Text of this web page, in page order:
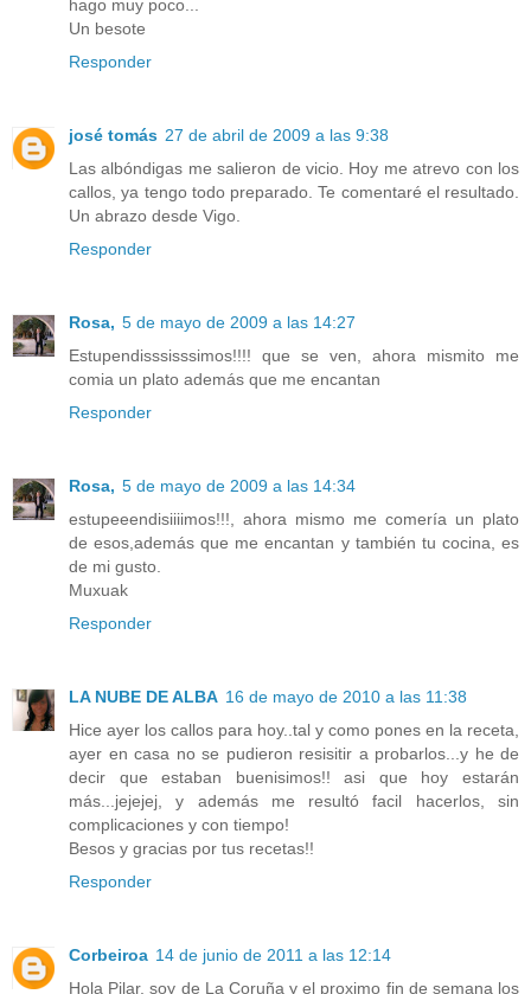
hago muy poco...
Un besote
Responder
josé tomás 27 de abril de 2009 a las 9:38
Las albóndigas me salieron de vicio. Hoy me atrevo con los
callos, ya tengo todo preparado. Te comentaré el resultado.
Un abrazo desde Vigo.
Responder
Rosa, 5 de mayo de 2009 a las 14:27
Estupendisssisssimos!!!! que se ven, ahora mismito me
comia un plato además que me encantan
Responder
Rosa, 5 de mayo de 2009 a las 14:34
estupeeendisiiiimos!!!, ahora mismo me comería un plato
de esos,además que me encantan y también tu cocina, es
de mi gusto.
Muxuak
Responder
LA NUBE DE ALBA 16 de mayo de 2010 a las 11:38
Hice ayer los callos para hoy..tal y como pones en la receta,
ayer en casa no se pudieron resisitir a probarlos...y he de
decir que estaban buenisimos!! asi que hoy estarán
más...jejejej, y además me resultó facil hacerlos, sin
complicaciones y con tiempo!
Besos y gracias por tus recetas!!
Responder
Corbeiroa 14 de junio de 2011 a las 12:14
Hola Pilar, soy de La Coruña y el proximo fin de semana los